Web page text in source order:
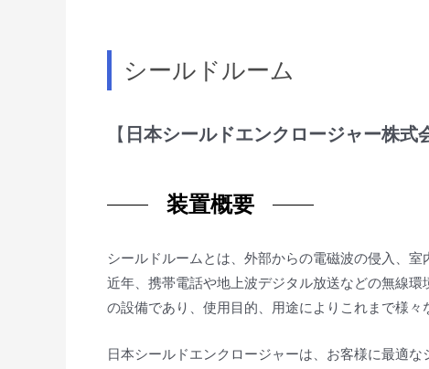
シールドルーム
【 日本シールドエンクロージャー株
装置概要
シールドルームとは、外部からの電磁波の侵入、室
近年、携帯電話や地上波デジタル放送などの無線
の設備であり、使用目的、用途によりこれまで様
日本シールドエンクロージャーは、お客様に最適な